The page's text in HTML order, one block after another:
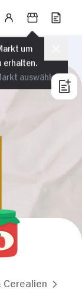
um
erhalten.
auswählen
Cerealien